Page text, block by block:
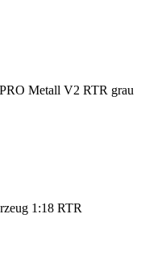
Metall V2 RTR grau
1:18 RTR